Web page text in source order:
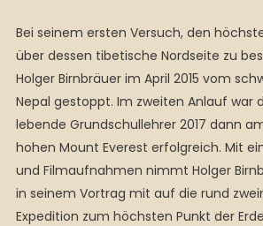
Bei seinem ersten Versuch, den
über dessen tibetische Nordseite zu
Holger Birnbräuer im April 2015 vom
Nepal gestoppt. Im zweiten Anlauf war
lebende Grundschullehrer 2017 dann
hohen Mount Everest erfolgreich. Mit
und Filmaufnahmen nimmt Holger
in seinem Vortrag mit auf die rund
Expedition zum höchsten Punkt der